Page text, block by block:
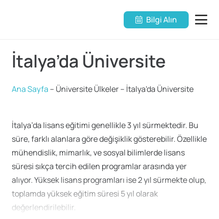
Bilgi Alın
İtalya’da Üniversite
Ana Sayfa – Üniversite Ülkeler– İtalya'da Üniversite
İtalya’da lisans eğitimi genellikle 3 yıl sürmektedir. Bu
süre, farklı alanlara göre değişiklik gösterebilir. Özellikle
mühendislik, mimarlık, ve sosyal bilimlerde lisans
süresi sıkça tercih edilen programlar arasında yer
alıyor. Yüksek lisans programları ise 2 yıl sürmekte olup,
toplamda yüksek eğitim süresi 5 yıl olarak
değerlendirilebilir.